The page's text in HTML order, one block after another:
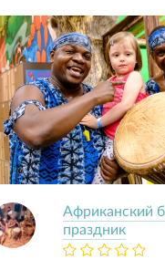
Африканский
праздник